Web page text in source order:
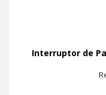
Interruptor de